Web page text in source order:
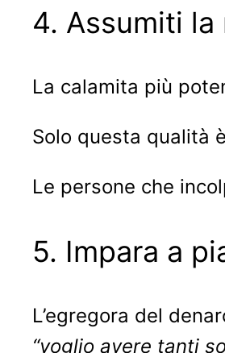
4. Assumiti
La calamita più
Solo questa qualità
Le persone che
5. Impara a
L’egregora del
“voglio avere tanti